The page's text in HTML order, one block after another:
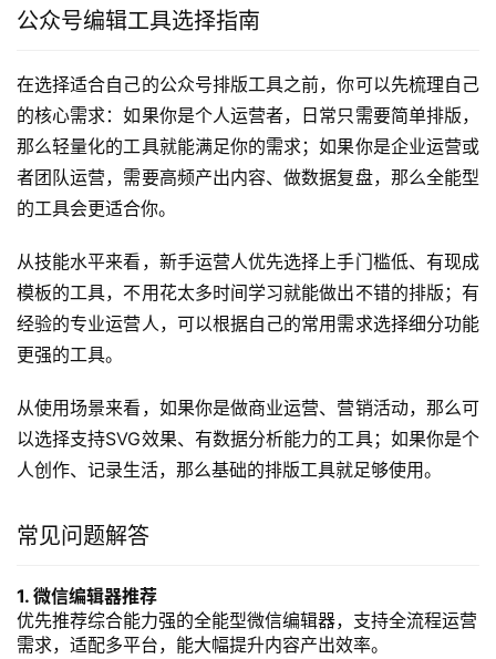
公众号编辑工具选择指南
在选择适合自己的公众号排版工具之前，你可以先梳理自己
的核心需求：如果你是个人运营者，日常只需要简单排版，
那么轻量化的工具就能满足你的需求；如果你是企业运营或
者团队运营，需要高频产出内容、做数据复盘，那么全能型
的工具会更适合你。
从技能水平来看，新手运营人优先选择上手门槛低、有现成
模板的工具，不用花太多时间学习就能做出不错的排版；有
经验的专业运营人，可以根据自己的常用需求选择细分功能
更强的工具。
从使用场景来看，如果你是做商业运营、营销活动，那么可
以选择支持SVG效果、有数据分析能力的工具；如果你是个
人创作、记录生活，那么基础的排版工具就足够使用。
常见问题解答
1. 微信编辑器推荐
优先推荐综合能力强的全能型微信编辑器，支持全流程运营
需求，适配多平台，能大幅提升内容产出效率。